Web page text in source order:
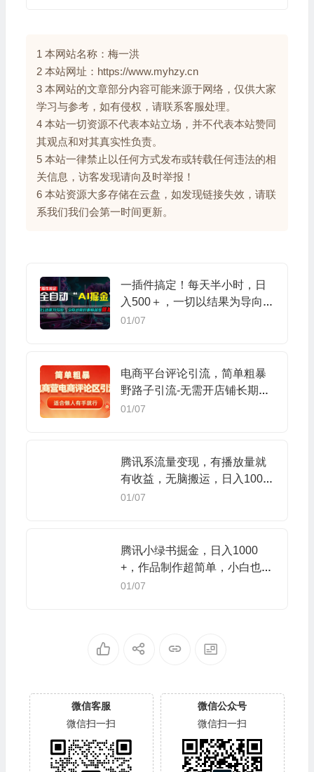
1 本网站名称：梅一洪
2 本站网址：https://www.myhzy.cn
3 本网站的文章部分内容可能来源于网络，仅供大家
学习与参考，如有侵权，请联系客服处理。
4 本站一切资源不代表本站立场，并不代表本站赞同
其观点和对其真实性负责。
5 本站一律禁止以任何方式发布或转载任何违法的相
关信息，访客发现请向及时举报！
6 本站资源大多存储在云盘，如发现链接失效，请联
系我们我们会第一时间更新。
一插件搞定！每天半小时，日
入500＋，一切以结果为导向，
没有结果的事…
01/07
电商平台评论引流，简单粗暴
野路子引流-无需开店铺长期精
准引流适合懒人有手就行
01/07
腾讯系流量变现，有播放量就
有收益，无脑搬运，日入1000
+（附481G素材）
01/07
腾讯小绿书掘金，日入1000
+，作品制作超简单，小白也能
学会
01/07
微信客服
微信扫一扫
微信公众号
微信扫一扫